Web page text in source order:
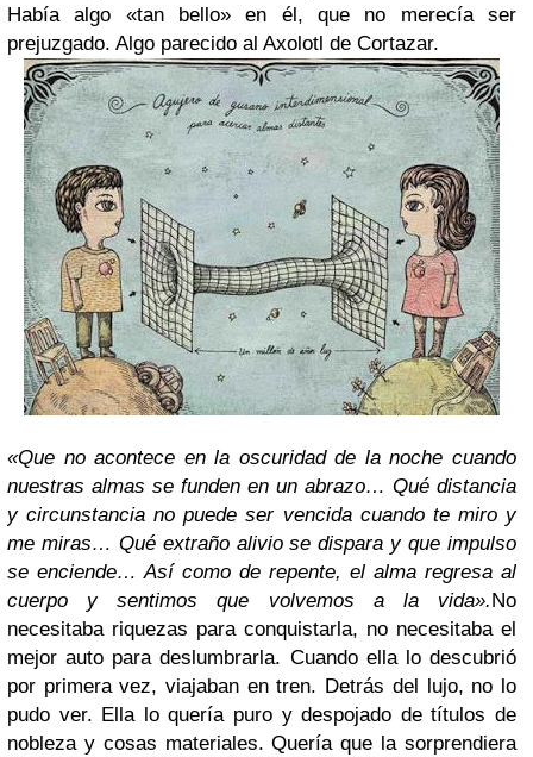
Había algo «tan bello» en él, que no merecía ser
prejuzgado. Algo parecido al Axolotl de Cortazar.
«Que no acontece en la oscuridad de la noche cuando
nuestras almas se funden en un abrazo… Qué distancia
y circunstancia no puede ser vencida cuando te miro y
me miras… Qué extraño alivio se dispara y que impulso
se enciende… Así como de repente, el alma regresa al
cuerpo y sentimos que volvemos a la vida». No
necesitaba riquezas para conquistarla, no necesitaba el
mejor auto para deslumbrarla. Cuando ella lo descubrió
por primera vez, viajaban en tren. Detrás del lujo, no lo
pudo ver. Ella lo quería puro y despojado de títulos de
nobleza y cosas materiales. Quería que la sorprendiera